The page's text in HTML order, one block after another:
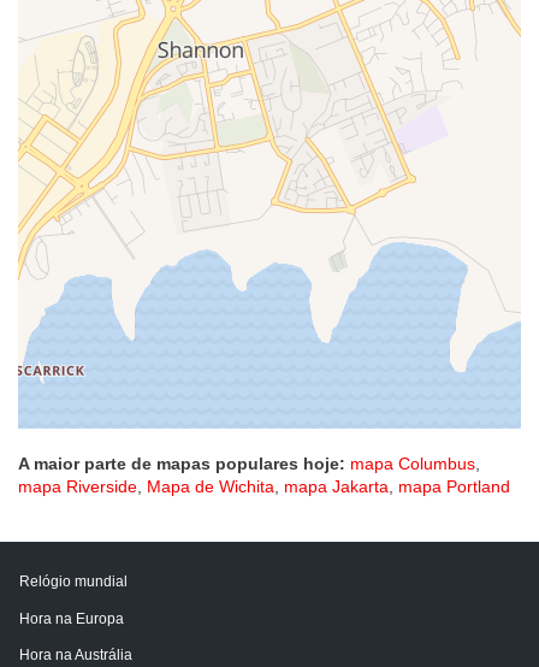
A maior parte de mapas populares hoje: mapa Columbus,
mapa Riverside, Mapa de Wichita, mapa Jakarta, mapa Portland
Relógio mundial
Hora na Europa
Hora na Austrália